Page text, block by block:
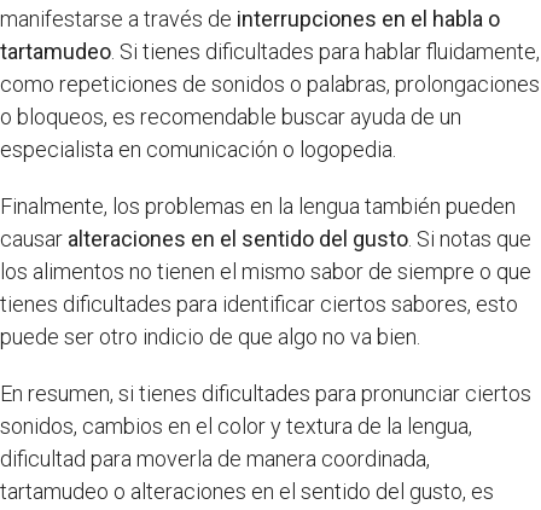
manifestarse a través de interrupciones en el habla o
tartamudeo . Si tienes dificultades para hablar fluidamente,
como repeticiones de sonidos o palabras, prolongaciones
o bloqueos, es recomendable buscar ayuda de un
especialista en comunicación o logopedia.
Finalmente, los problemas en la lengua también pueden
causar alteraciones en el sentido del gusto . Si notas que
los alimentos no tienen el mismo sabor de siempre o que
tienes dificultades para identificar ciertos sabores, esto
puede ser otro indicio de que algo no va bien.
En resumen, si tienes dificultades para pronunciar ciertos
sonidos, cambios en el color y textura de la lengua,
dificultad para moverla de manera coordinada,
tartamudeo o alteraciones en el sentido del gusto, es